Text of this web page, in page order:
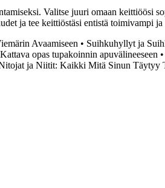
Valitse juuri omaan keittiöösi
ja tee keittiöstäsi entistä toimivampi
Avaamiseen • Suihkuhyllyt ja
opas tupakoinnin apuvälineeseen •
ja Niitit: Kaikki Mitä Sinun Täytyy